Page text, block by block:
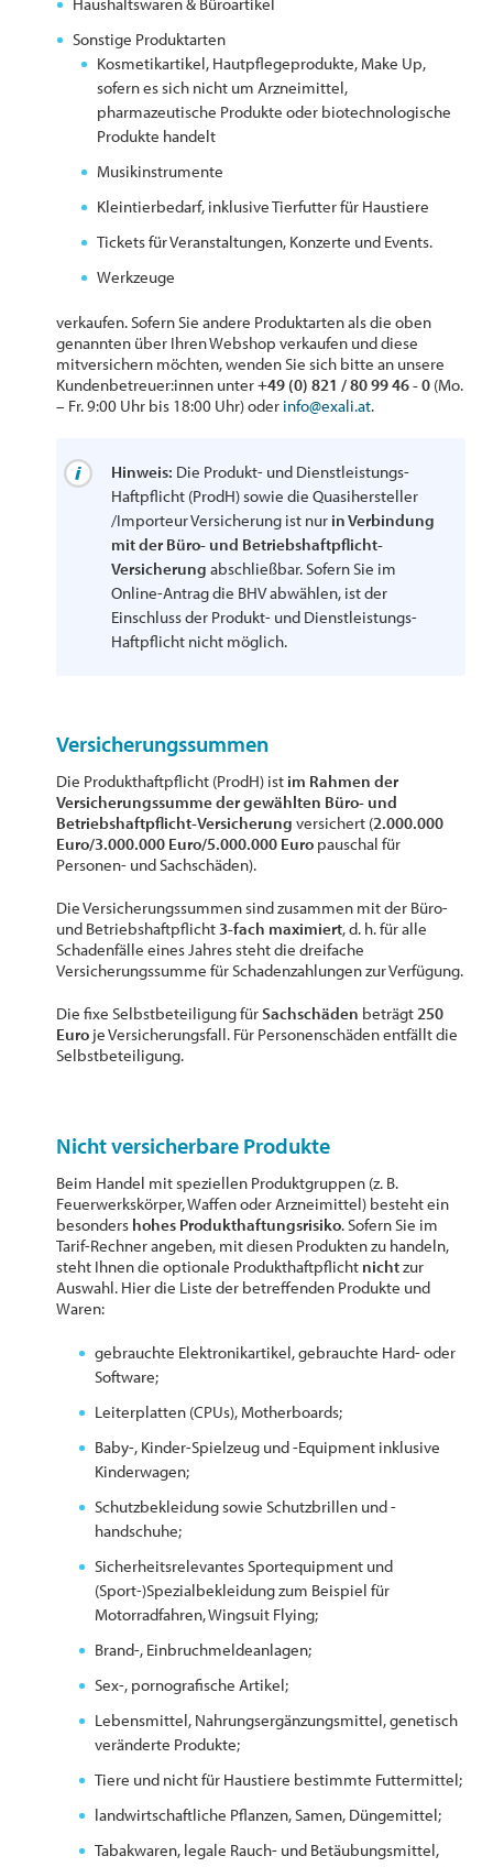
Sonstige Produktarten
Kosmetikartikel, Hautpflegeprodukte, Make Up,
sofern es sich nicht um Arzneimittel,
pharmazeutische Produkte oder biotechnologische
Produkte handelt
Musikinstrumente
Kleintierbedarf, inklusive Tierfutter für Haustiere
Tickets für Veranstaltungen, Konzerte und Events.
Werkzeuge
verkaufen. Sofern Sie andere Produktarten als die oben
genannten über Ihren Webshop verkaufen und diese
mitversichern möchten, wenden Sie sich bitte an unsere
Kundenbetreuer:innen unter+49 (0) 821 / 80 99 46 - 0 (Mo.
– Fr. 9:00 Uhr bis 18:00 Uhr) oder info@exali.at.
Hinweis: Die Produkt- und Dienstleistungs-
Haftpflicht (ProdH) sowie die Quasihersteller
/Importeur Versicherung ist nur in Verbindung
mit der Büro- und Betriebshaftpflicht-
Versicherung abschließbar. Sofern Sie im
Online-Antrag die BHV abwählen, ist der
Einschluss der Produkt- und Dienstleistungs-
Haftpflicht nicht möglich.
Versicherungssummen
Die Produkthaftpflicht (ProdH) ist im Rahmen der
Versicherungssumme der gewählten Büro- und
Betriebshaftpflicht-Versicherung versichert (2.000.000
Euro/3.000.000 Euro/5.000.000 Euro pauschal für
Personen- und Sachschäden).
Die Versicherungssummen sind zusammen mit der Büro-
und Betriebshaftpflicht3-fach maximiert, d. h. für alle
Schadenfälle eines Jahres steht die dreifache
Versicherungssumme für Schadenzahlungen zur Verfügung.
Die fixe Selbstbeteiligung fürSachschäden beträgt250
Euro je Versicherungsfall. Für Personenschäden entfällt die
Selbstbeteiligung.
Nicht versicherbare Produkte
Beim Handel mit speziellen Produktgruppen (z. B.
Feuerwerkskörper, Waffen oder Arzneimittel) besteht ein
besonders hohes Produkthaftungsrisiko. Sofern Sie im
Tarif-Rechner angeben, mit diesen Produkten zu handeln,
steht Ihnen die optionale Produkthaftpflicht nichtzur
Auswahl. Hier die Liste der betreffenden Produkte und
Waren:
gebrauchte Elektronikartikel, gebrauchte Hard- oder
Software;
Leiterplatten (CPUs), Motherboards;
Baby-, Kinder-Spielzeug und -Equipment inklusive
Kinderwagen;
Schutzbekleidung sowie Schutzbrillen und -
handschuhe;
Sicherheitsrelevantes Sportequipment und
(Sport-)Spezialbekleidung zum Beispiel für
Motorradfahren, Wingsuit Flying;
Brand-, Einbruchmeldeanlagen;
Sex-, pornografische Artikel;
Lebensmittel, Nahrungsergänzungsmittel, genetisch
veränderte Produkte;
Tiere und nicht für Haustiere bestimmte Futtermittel;
landwirtschaftliche Pflanzen, Samen, Düngemittel;
Tabakwaren, legale Rauch- und Betäubungsmittel,